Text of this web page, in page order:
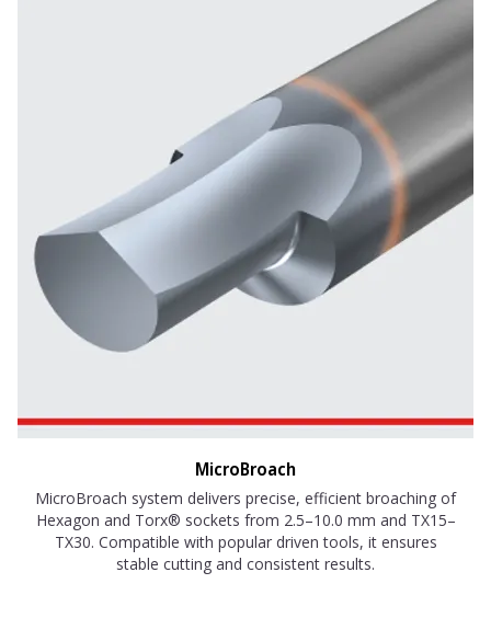
MicroBroach
MicroBroach system delivers precise, efficient broaching of
Hexagon and Torx® sockets from 2.5–10.0 mm and TX15–
TX30. Compatible with popular driven tools, it ensures
stable cutting and consistent results.